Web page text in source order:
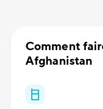
Comment
Afghanistan